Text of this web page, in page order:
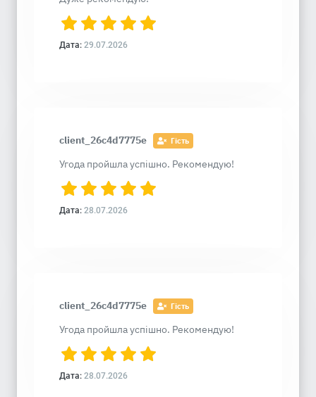
Дата: 29.07.2026
client_26c4d7775e Гість
Угода пройшла успішно. Рекомендую!
Дата: 28.07.2026
client_26c4d7775e Гість
Угода пройшла успішно. Рекомендую!
Дата: 28.07.2026